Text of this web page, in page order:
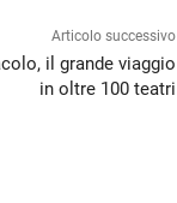
Articolo successivo
il grande viaggio
in oltre 100 teatri